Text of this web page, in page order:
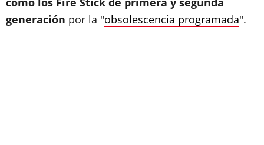
generación por la "obsolescencia programada".